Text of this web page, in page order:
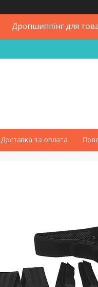
Дропшиппінг для
Доставка та оплата